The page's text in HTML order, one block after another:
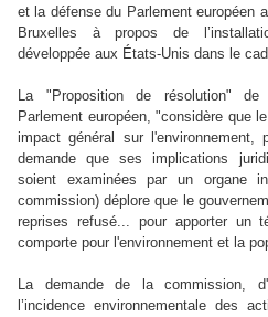
et la défense du Parlement européen
Bruxelles à propos de
développée aux États-Unis dans le
La "Proposition de résolution"
Parlement européen, "considère que
impact général sur l'environnement,
demande que ses implications
soient examinées par un organe
commission) déplore que le
reprises refusé... pour apporter un
comporte pour l'environnement et la
La demande de la commission,
l’incidence environnementale des